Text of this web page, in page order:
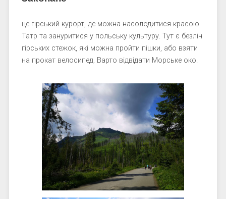
це гірський курорт, де можна насолодитися красою
Татр та зануритися у польську культуру. Тут є безліч
гірських стежок, які можна пройти пішки, або взяти
на прокат велосипед. Варто відвідати Морське око.